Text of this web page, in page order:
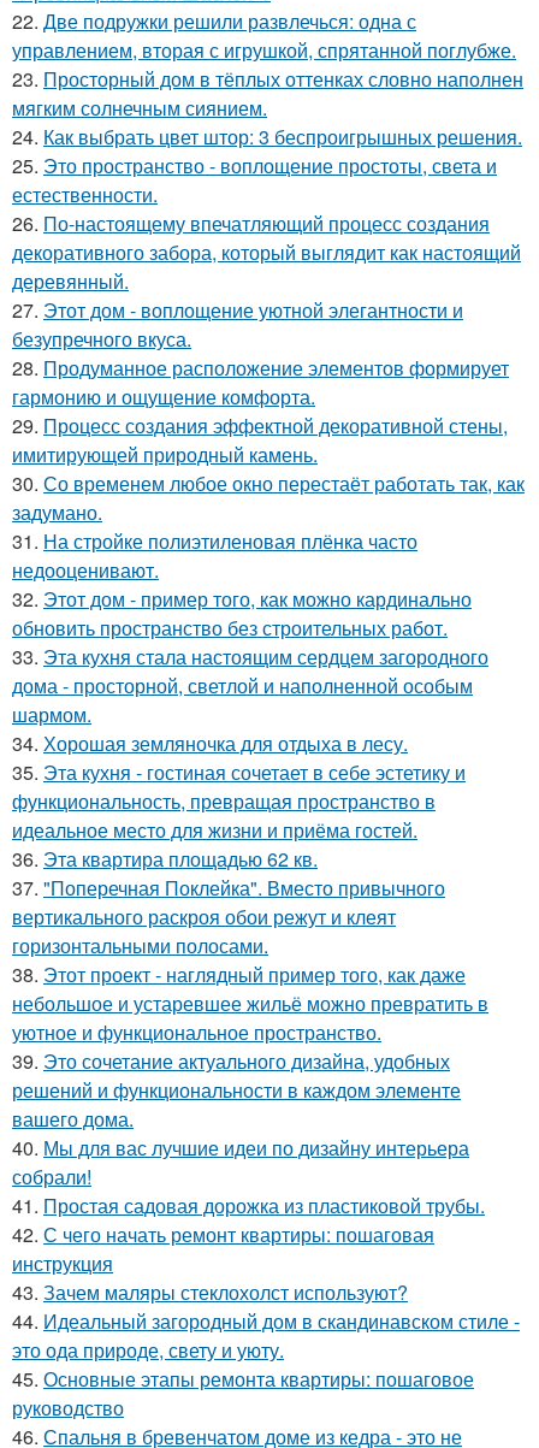
22. Две подружки решили развлечься: одна с
управлением, вторая с игрушкой, спрятанной поглубже.
23. Просторный дом в тёплых оттенках словно наполнен
мягким солнечным сиянием.
24. Как выбрать цвет штор: 3 беспроигрышных решения.
25. Это пространство - воплощение простоты, света и
естественности.
26. По-настоящему впечатляющий процесс создания
декоративного забора, который выглядит как настоящий
деревянный.
27. Этот дом - воплощение уютной элегантности и
безупречного вкуса.
28. Продуманное расположение элементов формирует
гармонию и ощущение комфорта.
29. Процесс создания эффектной декоративной стены,
имитирующей природный камень.
30. Со временем любое окно перестаёт работать так, как
задумано.
31. На стройке полиэтиленовая плёнка часто
недооценивают.
32. Этот дом - пример того, как можно кардинально
обновить пространство без строительных работ.
33. Эта кухня стала настоящим сердцем загородного
дома - просторной, светлой и наполненной особым
шармом.
34. Хорошая земляночка для отдыха в лесу.
35. Эта кухня - гостиная сочетает в себе эстетику и
функциональность, превращая пространство в
идеальное место для жизни и приёма гостей.
36. Эта квартира площадью 62 кв.
37. "Поперечная Поклейка". Вместо привычного
вертикального раскроя обои режут и клеят
горизонтальными полосами.
38. Этот проект - наглядный пример того, как даже
небольшое и устаревшее жильё можно превратить в
уютное и функциональное пространство.
39. Это сочетание актуального дизайна, удобных
решений и функциональности в каждом элементе
вашего дома.
40. Мы для вас лучшие идеи по дизайну интерьера
собрали!
41. Простая садовая дорожка из пластиковой трубы.
42. С чего начать ремонт квартиры: пошаговая
инструкция
43. Зачем маляры стеклохолст используют?
44. Идеальный загородный дом в скандинавском стиле -
это ода природе, свету и уюту.
45. Основные этапы ремонта квартиры: пошаговое
руководство
46. Спальня в бревенчатом доме из кедра - это не